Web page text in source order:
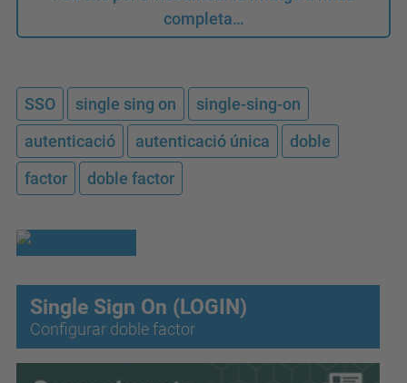
completa…
SSO single sing on
single-sing-on
autenticació
autenticació única
doble
factor
doble factor
Single Sign On (LOGIN)
Configurar doble factor